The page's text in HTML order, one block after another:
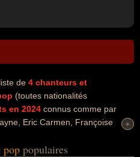
de 4 chanteurs et
(toutes nationalités
en 2024 connus comme par
Eric Carmen, Françoise
la musique, de la pop, people
+
+
pop populaires